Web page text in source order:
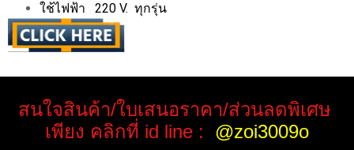
ใช้ไฟฟ้า 220 V. ทุกรุ่น
สนใจสินค้า/ใบเสนอราคา/ส่วนลดพิเศษ
เพียง คลิกที่ id line : @zoi3009o